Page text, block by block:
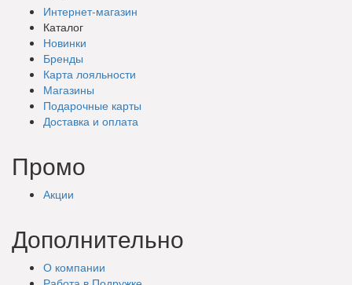
Интернет-магазин
Каталог
Новинки
Бренды
Карта лояльности
Магазины
Подарочные карты
Доставка и оплата
Промо
Акции
Дополнительно
О компании